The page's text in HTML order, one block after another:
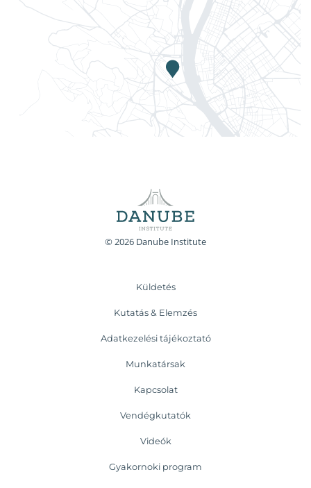
© 2026 Danube Institute
Küldetés
Kutatás & Elemzés
Adatkezelési tájékoztató
Munkatársak
Kapcsolat
Vendégkutatók
Videók
Gyakornoki program